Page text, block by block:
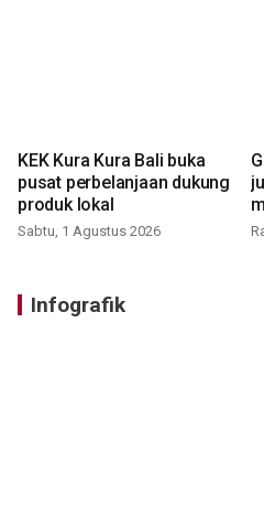
KEK Kura Kura Bali buka
pusat perbelanjaan dukung
produk lokal
Sabtu, 1 Agustus 2026
Infografik